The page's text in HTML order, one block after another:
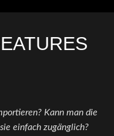
Kann man die
einfach zugänglich?